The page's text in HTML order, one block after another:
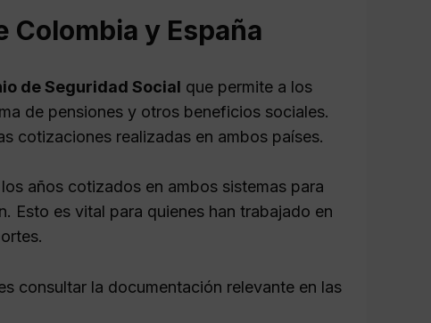
y España
de Seguridad Social que permite a los
de pensiones y otros beneficios sociales.
cotizaciones realizadas en ambos países.
años cotizados en ambos sistemas para
Esto es vital para quienes han trabajado en
consultar la documentación relevante en las